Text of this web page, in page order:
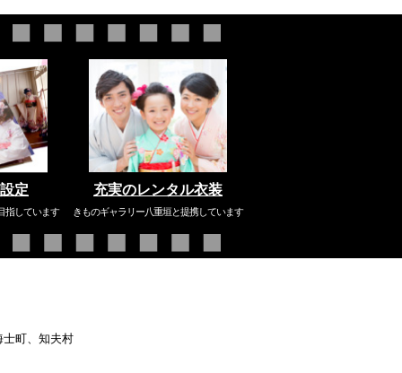
定
指しています
充実のレンタル衣装
きものギャラリー八重垣と提携しています
町、知夫村